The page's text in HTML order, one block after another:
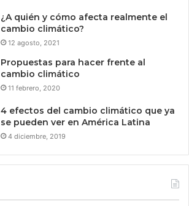
¿A quién y cómo afecta realmente el
cambio climático?
12 agosto, 2021
Propuestas para hacer frente al
cambio climático
11 febrero, 2020
4 efectos del cambio climático que ya
se pueden ver en América Latina
4 diciembre, 2019